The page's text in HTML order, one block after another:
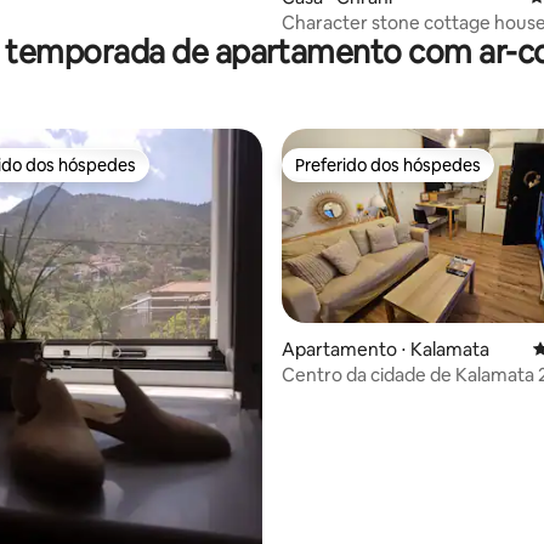
Character stone cottage house
de apartamento com ar-
de 5, 76 avaliações
preferidos dos hóspedes
dos hóspedes Preferido dos hóspedes
Preferido dos hóspedes
Apartamento ⋅ Kalamata
Centro da cidade de Kalamata